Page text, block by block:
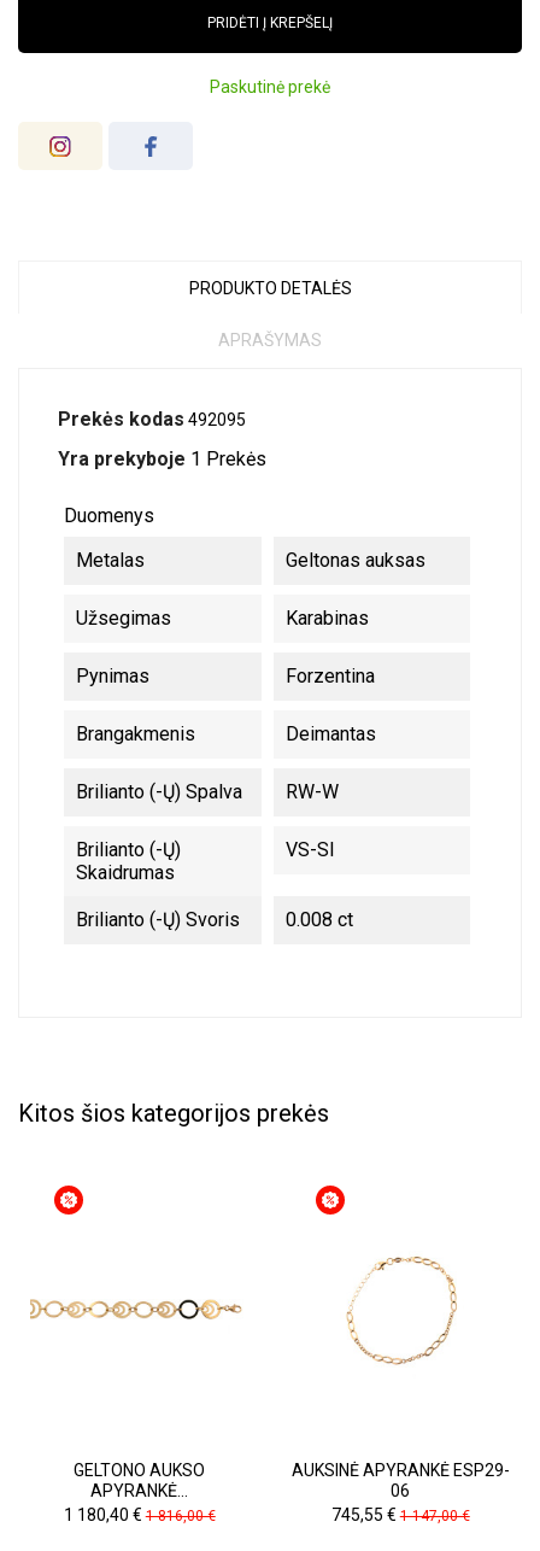
PRIDĖTI Į KREPŠELĮ
Paskutinė prekė
PRODUKTO DETALĖS
APRAŠYMAS
Prekės kodas 492095
Yra prekyboje 1 Prekės
Duomenys
Metalas
Geltonas auksas
Užsegimas Karabinas
Pynimas Forzentina
Brangakmenis Deimantas
Brilianto (-Ų) Spalva RW-W
Brilianto (-Ų)
Skaidrumas
VS-SI
Brilianto (-Ų) Svoris 0.008 ct
Kitos šios kategorijos prekės
GELTONO AUKSO
APYRANKĖ...
Kaina
1 180,40 €Pradinė
1 816,00 €
AUKSINĖ APYRANKĖ ESP29-
06
Kaina
745,55 €Pradinė
1 147,00 €